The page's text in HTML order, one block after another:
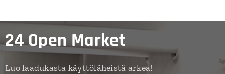
24 Open Market
Luo laadukasta käyttöläheistä arkea!